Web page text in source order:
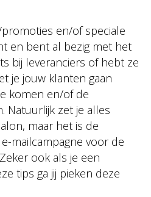
en/of speciale
en bent al bezig met het
bij leveranciers of hebt ze
je jouw klanten gaan
komen en/of de
Natuurlijk zet je alles
maar het is de
mailcampagne voor de
ook als je een
tips ga jij pieken deze